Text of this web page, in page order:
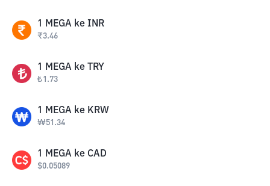
1 MEGA ke INR
₹3.46
1 MEGA ke TRY
₺1.73
1 MEGA ke KRW
₩51.34
1 MEGA ke CAD
$0.05089